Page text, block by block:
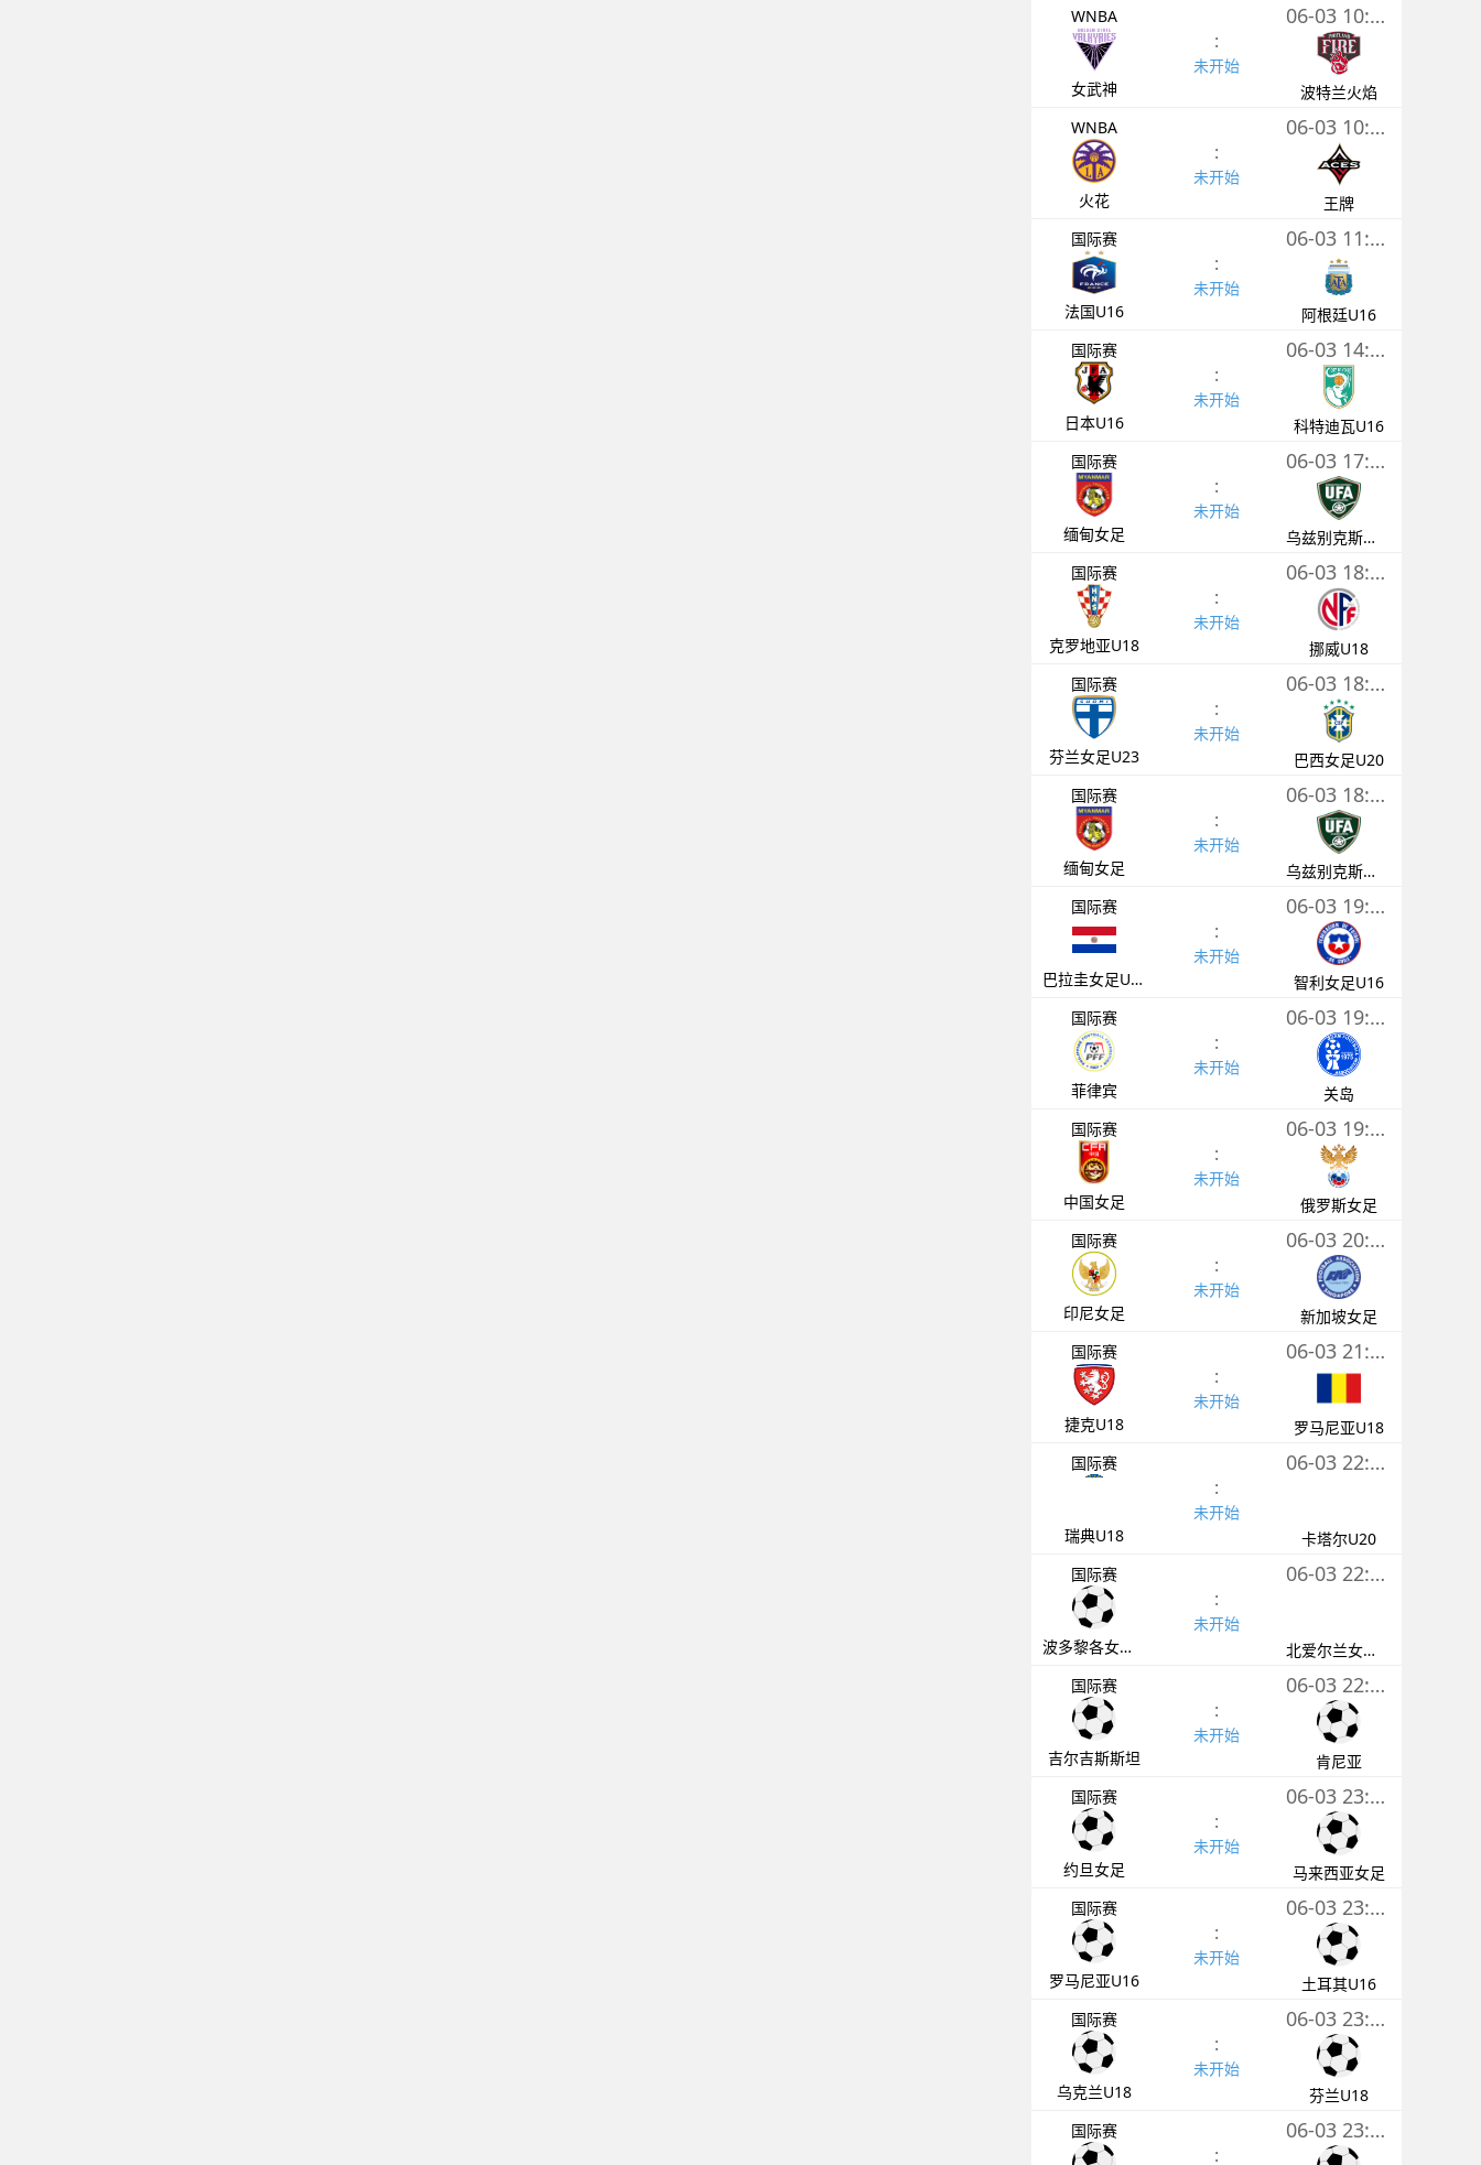
WNBA
女武神
:
未开始
06-03 10:00
波特兰火焰
WNBA
火花
:
未开始
06-03 10:00
王牌
国际赛
法国U16
:
未开始
06-03 11:00
阿根廷U16
国际赛
日本U16
:
未开始
06-03 14:00
科特迪瓦U16
国际赛
缅甸女足
:
未开始
06-03 17:30
乌兹别克斯坦女足
国际赛
克罗地亚U18
:
未开始
06-03 18:00
挪威U18
国际赛
芬兰女足U23
:
未开始
06-03 18:00
巴西女足U20
国际赛
缅甸女足
:
未开始
06-03 18:30
乌兹别克斯坦女足
国际赛
巴拉圭女足U16
:
未开始
06-03 19:00
智利女足U16
国际赛
菲律宾
:
未开始
06-03 19:30
关岛
国际赛
中国女足
:
未开始
06-03 19:35
俄罗斯女足
国际赛
印尼女足
:
未开始
06-03 20:00
新加坡女足
国际赛
捷克U18
:
未开始
06-03 21:00
罗马尼亚U18
国际赛
瑞典U18
:
未开始
06-03 22:00
卡塔尔U20
国际赛
波多黎各女足U16
:
未开始
06-03 22:00
北爱尔兰女足U16
国际赛
吉尔吉斯斯坦
:
未开始
06-03 22:30
肯尼亚
国际赛
约旦女足
:
未开始
06-03 23:00
马来西亚女足
国际赛
罗马尼亚U16
:
未开始
06-03 23:00
土耳其U16
国际赛
乌克兰U18
:
未开始
06-03 23:30
芬兰U18
国际赛
:
06-03 23:30